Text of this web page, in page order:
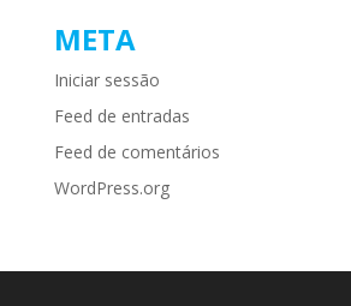
META
Iniciar sessão
Feed de entradas
Feed de comentários
WordPress.org